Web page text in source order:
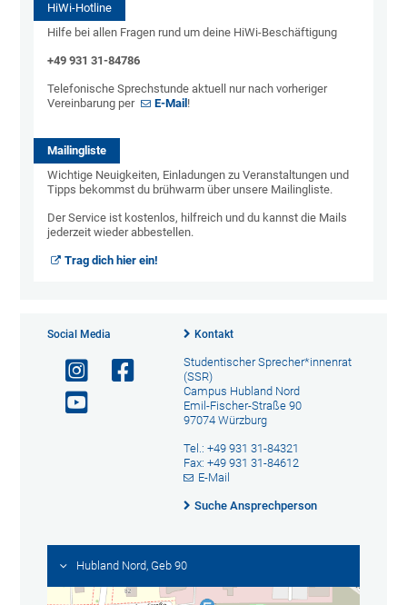
HiWi-Hotline
Hilfe bei allen Fragen rund um deine HiWi-Beschäftigung
+49 931 31-84786
Telefonische Sprechstunde aktuell nur nach vorheriger
Vereinbarung per
E-Mail !
Mailingliste
Wichtige Neuigkeiten, Einladungen zu Veranstaltungen und
Tipps bekommst du brühwarm über unsere Mailingliste.
Der Service ist kostenlos, hilfreich und du kannst die Mails
jederzeit wieder abbestellen.
Trag dich hier ein!
Social Media Kontakt
Studentischer Sprecher*innenrat
(SSR)
Campus Hubland Nord
Emil-Fischer-Straße 90
97074 Würzburg
Tel.: +49 931 31-84321
Fax: +49 931 31-84612
E-Mail
Suche Ansprechperson
Hubland Nord, Geb 90